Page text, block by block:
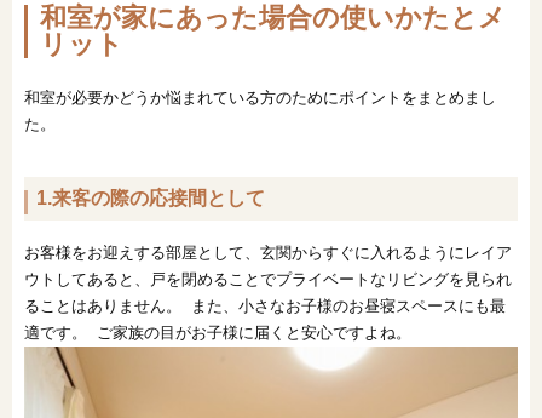
和室が家にあった場合の使いかたとメ
リット
和室が必要かどうか悩まれている方のためにポイントをまとめまし
た。
1.来客の際の応接間として
お客様をお迎えする部屋として、玄関からすぐに入れるようにレイア
ウトしてあると、戸を閉めることでプライベートなリビングを見られ
ることはありません。 また、小さなお子様のお昼寝スペースにも最
適です。 ご家族の目がお子様に届くと安心ですよね。